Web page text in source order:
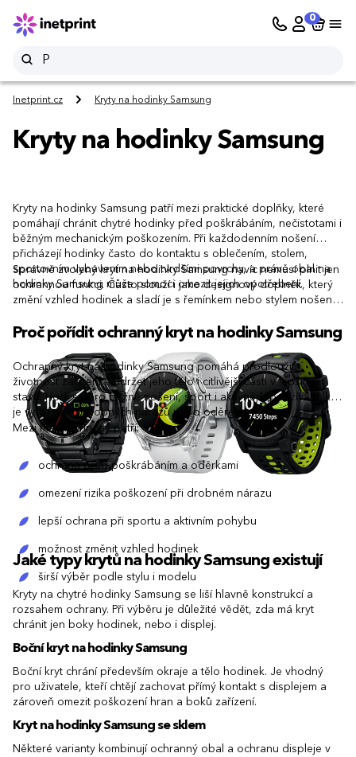
0
Inetprint.cz Kryty na hodinky Samsung
Kryty na hodinky Samsung
Kryty na hodinky Samsung patří mezi praktické doplňky, které
pomáhají chránit chytré hodinky před poškrábáním, nečistotami i
běžným mechanickým poškozením. Při každodenním nošení
přicházejí hodinky často do kontaktu s oblečením, stolem,
sportovním vybavením nebo tvrdšími povrchy, a právě obal na
hodinky Samsung může pomoci omezit jejich opotřebení.
Správně zvolený kryt na hodinky Samsung navíc nemusí plnit jen
ochrannou funkci. Často slouží i jako designový doplněk, který
změní vzhled hodinek a sladí je s řemínkem nebo stylem nošení.
Proč pořídit ochranný kryt na hodinky Samsung
Ochranný kryt na hodinky Samsung pomáhá prodloužit
životnost zařízení a udržet jeho tělo i citlivější části v lepším
stavu. Hodí se pro běžné nošení, sport i aktivnější používání, kdy
je vyšší riziko drobných nárazů nebo oděrek.
Mezi hlavní přínosy patří:
ochrana před poškrábáním a oděrkami
omezení rizika poškození při drobném nárazu
lepší ochrana při sportu a aktivním pohybu
možnost změnit vzhled hodinek
širší výběr podle stylu i modelu
Jaké typy krytů na hodinky Samsung existují
Kryty na chytré hodinky Samsung se liší hlavně konstrukcí a
rozsahem ochrany. Při výběru je důležité vědět, zda má kryt
chránit jen boky hodinek, nebo i displej.
Boční kryt na hodinky Samsung
Boční kryt chrání především okraje a tělo hodinek. Je vhodný
pro uživatele, kteří chtějí zachovat přímý kontakt s displejem a
zároveň omezit poškození hran a boků zařízení.
Kryt na hodinky Samsung se sklem
Některé varianty kombinují ochranný obal a ochranu displeje v